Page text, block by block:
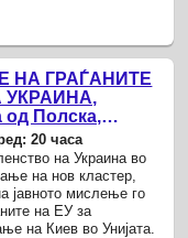
НА ГРАЃАНИТЕ
УКРАИНА,
од Полска,
20 часа
на Украина во
на нов кластер,
јавното мислење го
на ЕУ за
на Киев во Унијата.